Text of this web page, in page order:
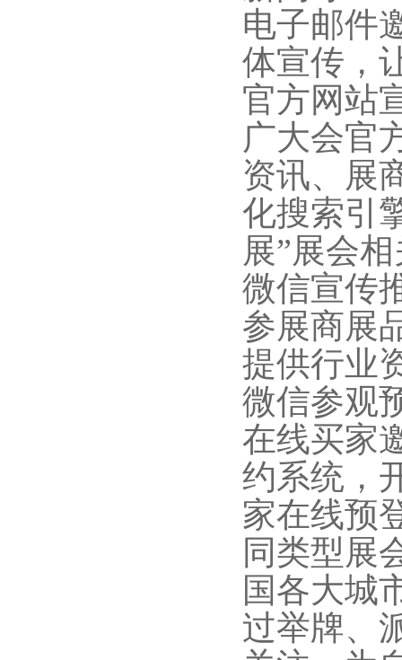
电子邮件
体宣传，
官方网站
广大会官
资讯、展
化搜索引
展”展会
微信宣传
参展商展
提供行业
微信参观
在线买家
约系统，
家在线预
同类型展
国各大城
过举牌、